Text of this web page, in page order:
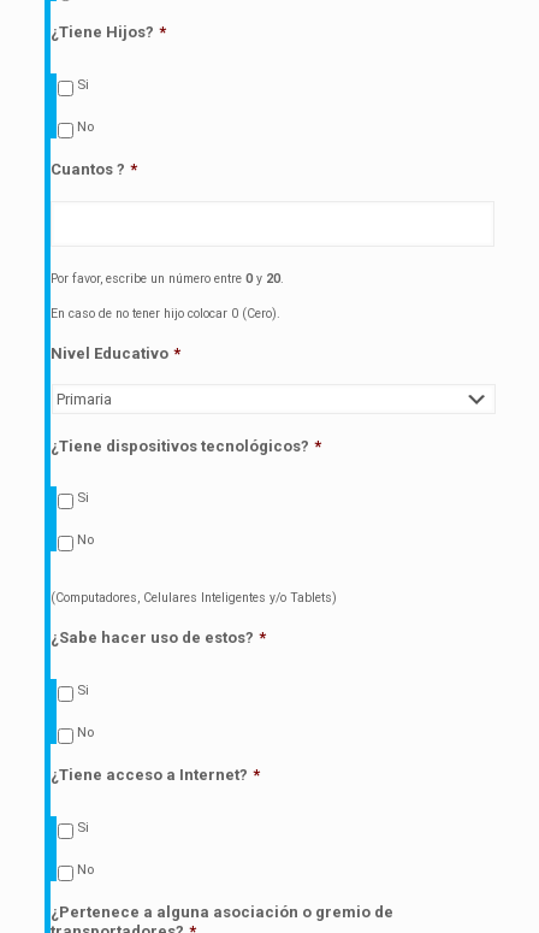
¿Tiene Hijos? *
Si
No
Cuantos ? *
Por favor, escribe un número entre 0y 20.
En caso de no tener hijo colocar 0 (Cero).
Nivel Educativo *
¿Tiene dispositivos tecnológicos? *
Si
No
(Computadores, Celulares Inteligentes y/o Tablets)
¿Sabe hacer uso de estos? *
Si
No
¿Tiene acceso a Internet? *
Si
No
¿Pertenece a alguna asociación o gremio de